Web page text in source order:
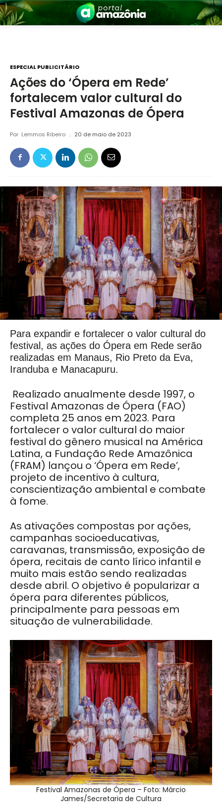
Amazônia
ESPECIAL PUBLICITÁRIO
Ações do ‘Ópera em Rede’
fortalecem valor cultural do
Festival Amazonas de Ópera
Por Lemmos Ribeiro 20 de maio de 2023
Para expandir e fortalecer o valor cultural do
festival, as ações do Ópera em Rede serão
realizadas em Manaus, Rio Preto da Eva,
Iranduba e Manacapuru.
Realizado anualmente desde 1997, o
Festival Amazonas de Ópera (FAO)
completa 25 anos em 2023. Para
fortalecer o valor cultural do maior
festival do gênero musical na América
Latina, a Fundação Rede Amazônica
(FRAM) lançou o ‘Ópera em Rede’,
projeto de incentivo à cultura,
conscientização ambiental e combate
à fome.
As ativações compostas por ações,
campanhas socioeducativas,
caravanas, transmissão, exposição de
ópera, recitais de canto lírico infantil e
muito mais estão sendo realizadas
desde abril. O objetivo é popularizar a
ópera para diferentes públicos,
principalmente para pessoas em
situação de vulnerabilidade.
Festival Amazonas de Ópera – Foto: Márcio
James/Secretaria de Cultura